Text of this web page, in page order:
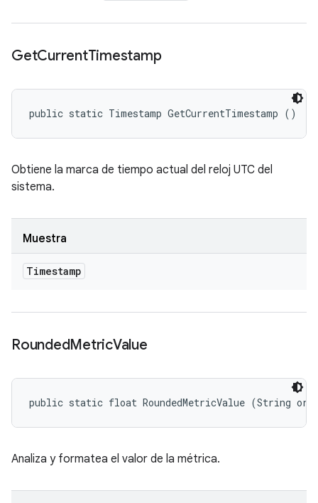
GetCurrentTimestamp
public static Timestamp GetCurrentTimestamp ()
Obtiene la marca de tiempo actual del reloj UTC del
sistema.
Muestra
Timestamp
RoundedMetricValue
public static float RoundedMetricValue (String
Analiza y formatea el valor de la métrica.